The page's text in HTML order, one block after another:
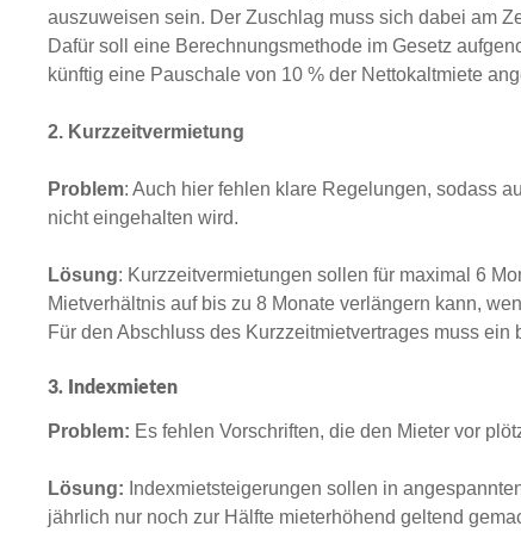
auszuweisen sein. Der Zuschlag muss sich dabei am
Dafür soll eine Berechnungsmethode im Gesetz
künftig eine Pauschale von 10 % der Nettokaltmiete
2. Kurzzeitvermietung
Problem: Auch hier fehlen klare Regelungen, sodass
nicht eingehalten wird.
Lösung: Kurzzeitvermietungen sollen für maximal 6
Mietverhältnis auf bis zu 8 Monate verlängern kann,
Für den Abschluss des Kurzzeitmietvertrages muss
3. Indexmieten
Problem: Es fehlen Vorschriften, die den Mieter vor
Lösung: Indexmietsteigerungen sollen in
jährlich nur noch zur Hälfte mieterhöhend geltend